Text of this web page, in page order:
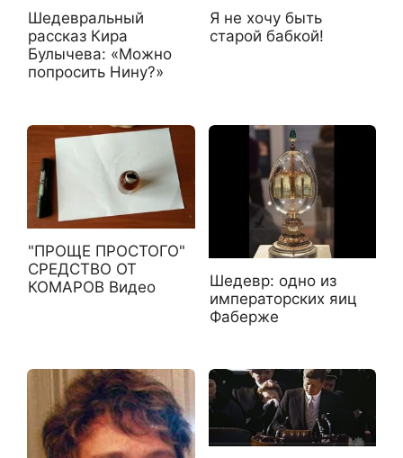
Шедевральный
рассказ Кира
Булычева: «Можно
попросить Нину?»
Я не хочу быть
старой бабкой!
"ПРОЩЕ ПРОСТОГО"
СРЕДСТВО ОТ
КОМАРОВ Видео
Шедевр: одно из
императорских яиц
Фаберже